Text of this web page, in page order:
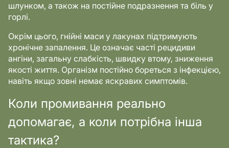
шлунком, а також на постійне подразнення та біль у
горлі.
Окрім цього, гнійні маси у лакунах підтримують
хронічне запалення. Це означає часті рецидиви
ангіни, загальну слабкість, швидку втому, зниження
якості життя. Організм постійно бореться з інфекцією,
навіть якщо зовні немає яскравих симптомів.
Коли промивання реально
допомагає, а коли потрібна інша
тактика?